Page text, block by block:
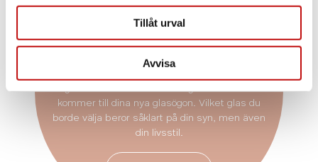
Tillåt urval
Avvisa
Vilket glas är rätt
för just dig?
Enkelslipade, progressiva eller färgskiftande
kommer till dina nya glasögon. Vilket glas du
borde välja beror såklart på din syn, men även
din livsstil.